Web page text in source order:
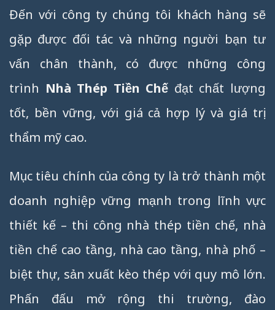
Đến với công ty chúng tôi khách hàng sẽ
gặp được đối tác và những người bạn tư
vấn chân thành, có được những công
trình Nhà Thép Tiền Chế đạt chất lượng
tốt, bền vững, với giá cả hợp lý và giá trị
thẩm mỹ cao.
Mục tiêu chính của công ty là trở thành một
doanh nghiệp vững mạnh trong lĩnh vực
thiết kế – thi công nhà thép tiền chế, nhà
tiền chế cao tầng, nhà cao tầng, nhà phố –
biệt thự, sản xuất kèo thép với quy mô lớn.
Phấn đấu mở rộng thi trường, đào